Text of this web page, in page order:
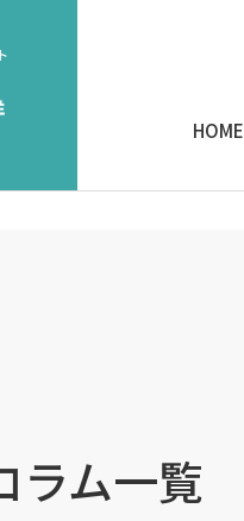
HOME
ラム一覧